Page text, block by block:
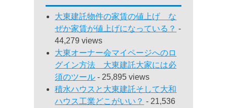
大東建託物件の家賃の値上げ な
ぜか家賃が値上げになっている？ -
44,279 views
大東オーナー会マイページへのロ
グイン方法 大東建託大家には必
須のツール - 25,895 views
積水ハウスと大東建託そして大和
ハウス工業どこがいい？ - 21,536